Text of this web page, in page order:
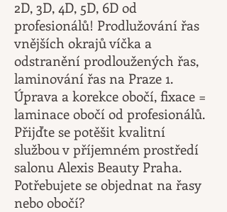
2D, 3D, 4D, 5D, 6D od
profesionálů! Prodlužování řas
vnějších okrajů víčka a
odstranění prodloužených řas,
laminování řas na Praze 1.
Úprava a korekce obočí, fixace =
laminace obočí od profesionálů.
Přijďte se potěšit kvalitní
službou v příjemném prostředí
salonu Alexis Beauty Praha.
Potřebujete se objednat na řasy
nebo obočí?